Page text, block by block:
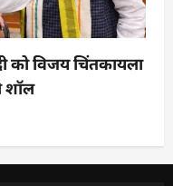
को विजय चिंतकायला
शॉल